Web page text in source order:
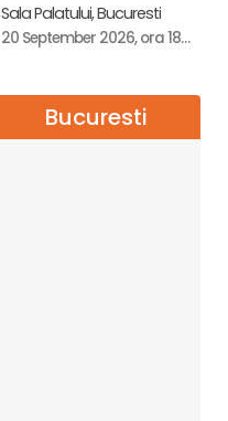
Sala Palatului, Bucuresti
20 September 2026, ora 18:00
Bucuresti